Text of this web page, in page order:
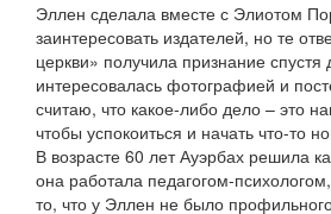
Эллен сделала вместе с Элиотом
заинтересовать издателей, но те
церкви» получила признание
интересовалась фотографией и
считаю, что какое-либо дело – это
чтобы успокоиться и начать что-то
В возрасте 60 лет Ауэрбах решила
она работала педагогом-
то, что у Эллен не было